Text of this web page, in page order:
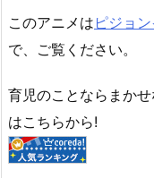
このアニメは ピジョ
で、ご覧ください。
育児のことならまかせ
はこちらから!